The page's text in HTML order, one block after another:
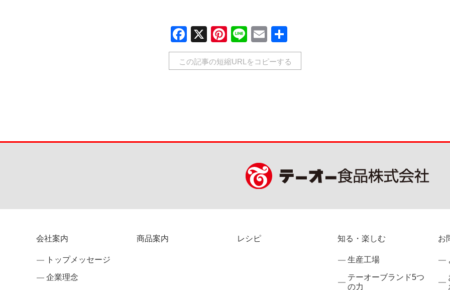
Facebook
X Pinterest
LineEmail
有
この記事の短縮URLをコピーする
会社案内
トップメッセージ
企業理念
商品案内 レシピ 知る・楽しむ
生産工場
テーオーブランド5つ
の力
お